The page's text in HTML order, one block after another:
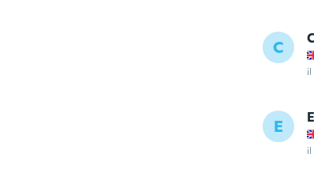
C
il
E
il